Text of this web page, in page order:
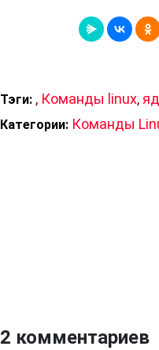
Тэги: , Команды linux,
Категории: Команды
2 комментариев